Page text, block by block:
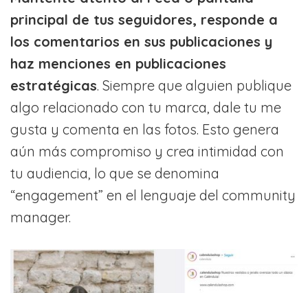
principal de tus seguidores, responde a
los comentarios en sus publicaciones y
haz menciones en publicaciones
estratégicas. Siempre que alguien publique
algo relacionado con tu marca, dale tu me
gusta y comenta en las fotos. Esto genera
aún más compromiso y crea intimidad con
tu audiencia, lo que se denomina
“engagement” en el lenguaje del community
manager.